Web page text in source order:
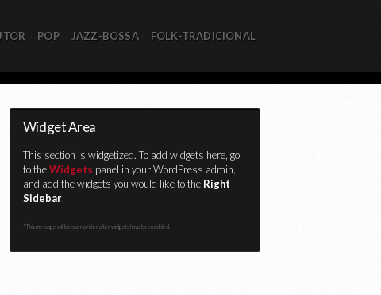
POP JAZZ-BOSSA FOLK-TRADICIONAL
Widget Area
This section is widgetized. To add widgets here, go
to theWidgets panel in your WordPress admin,
and add the widgets you would like to the Right
Sidebar.
*This message will be overwritten after widgets have been added.